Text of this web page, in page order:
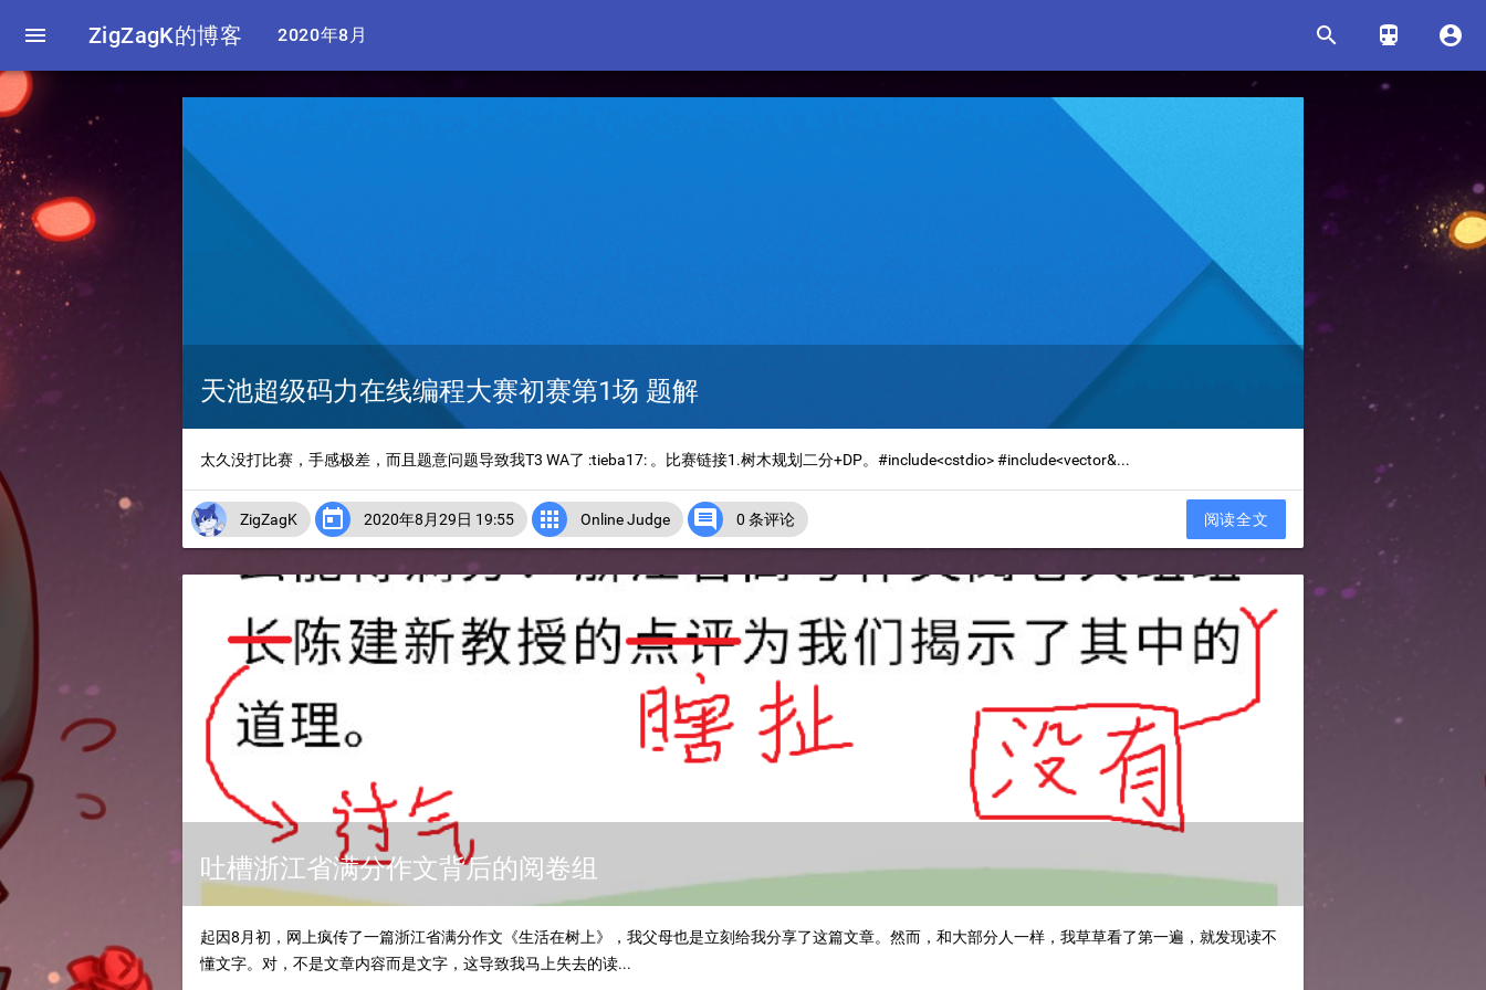
 ZigZagK的博客 2020年8月   
天池超级码力在线编程大赛初赛第1场 题解
太久没打比赛，手感极差，而且题意问题导致我T3 WA了 :tieba17: 。比赛链接1.树木规划二分+DP。#include<cstdio> #include<vector&...
ZigZagK  2020年8月29日 19:55  Online Judge  0 条评论 阅读全文
吐槽浙江省满分作文背后的阅卷组
起因8月初，网上疯传了一篇浙江省满分作文《生活在树上》，我父母也是立刻给我分享了这篇文章。然而，和大部分人一样，我草草看了第一遍，就发现读不
懂文字。对，不是文章内容而是文字，这导致我马上失去的读...